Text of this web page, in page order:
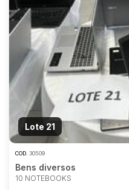
Lote 21
COD. 30509
Bens diversos
10 NOTEBOOKS